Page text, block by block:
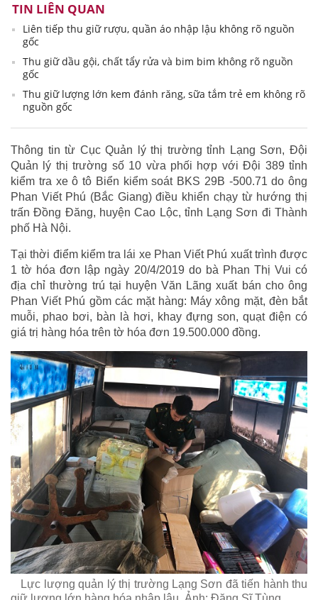
TIN LIÊN QUAN
Liên tiếp thu giữ rượu, quần áo nhập lậu không rõ nguồn
gốc
Thu giữ dầu gội, chất tẩy rửa và bim bim không rõ nguồn
gốc
Thu giữ lượng lớn kem đánh răng, sữa tắm trẻ em không rõ
nguồn gốc
Thông tin từ Cục Quản lý thị trường tỉnh Lạng Sơn, Đội
Quản lý thị trường số 10 vừa phối hợp với Đội 389 tỉnh
kiểm tra xe ô tô Biển kiểm soát BKS 29B -500.71 do ông
Phan Viết Phú (Bắc Giang) điều khiển chạy từ hướng thị
trấn Đồng Đăng, huyện Cao Lộc, tỉnh Lạng Sơn đi Thành
phố Hà Nội.
Tại thời điểm kiểm tra lái xe Phan Viết Phú xuất trình được
1 tờ hóa đơn lập ngày 20/4/2019 do bà Phan Thị Vui có
địa chỉ thường trú tại huyện Văn Lãng xuất bán cho ông
Phan Viết Phú gồm các mặt hàng: Máy xông mặt, đèn bắt
muỗi, phao bơi, bàn là hơi, khay đựng son, quạt điện có
giá trị hàng hóa trên tờ hóa đơn 19.500.000 đồng.
Lực lượng quản lý thị trường Lạng Sơn đã tiến hành thu